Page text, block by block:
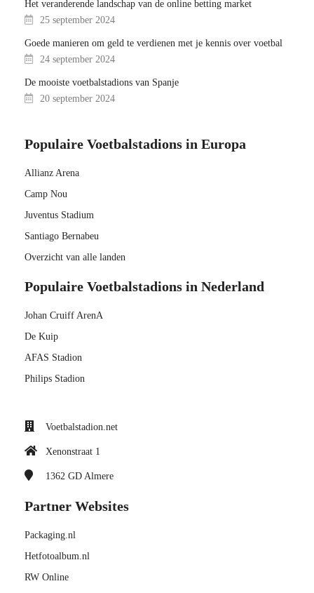
Het veranderende landschap van de online betting market
25 september 2024
Goede manieren om geld te verdienen met je kennis over voetbal
24 september 2024
De mooiste voetbalstadions van Spanje
20 september 2024
Populaire Voetbalstadions in Europa
Allianz Arena
Camp Nou
Juventus Stadium
Santiago Bernabeu
Overzicht van alle landen
Populaire Voetbalstadions in Nederland
Johan Cruiff ArenA
De Kuip
AFAS Stadion
Philips Stadion
Voetbalstadion.net
Xenonstraat 1
1362 GD Almere
Partner Websites
Packaging.nl
Hetfotoalbum.nl
RW Online